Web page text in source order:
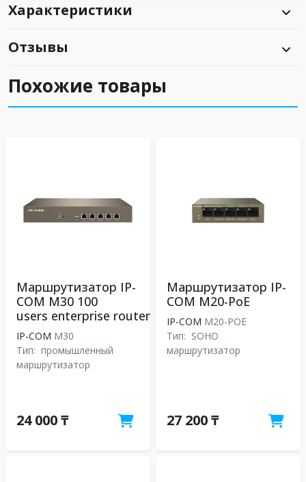
Характеристики
Отзывы
Похожие товары
Маршрутизатор IP-
COM М30 100
users enterprise router
IP-COM M30
Тип: промышленный
маршрутизатор
24 000 ₸
Маршрутизатор IP-
COM M20-PoE
IP-COM M20-POE
Тип: SOHO
маршрутизатор
27 200 ₸